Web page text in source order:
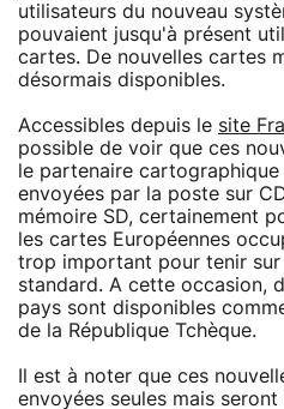
utilisateurs du nouveau
pouvaient jusqu'à présent
cartes. De nouvelles cartes
désormais disponibles.
Accessibles depuis le site
possible de voir que ces
le partenaire cartographique
envoyées par la poste sur
mémoire SD, certainement
les cartes Européennes
trop important pour tenir
standard. A cette occasion,
pays sont disponibles
de la République Tchèque.
Il est à noter que ces
envoyées seules mais